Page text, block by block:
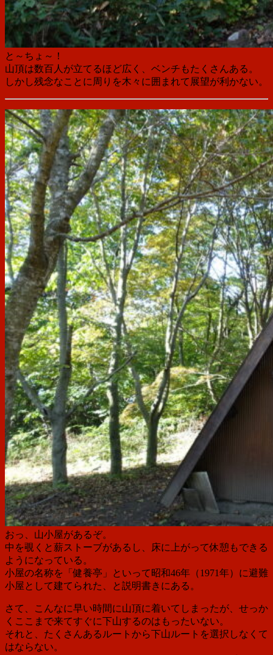
と～ちょ～！
山頂は数百人が立てるほど広く、ベンチもたくさんある。
しかし残念なことに周りを木々に囲まれて展望が利かない。
おっ、山小屋があるぞ。
中を覗くと薪ストーブがあるし、床に上がって休憩もできる
ようになっている。
小屋の名称を「健養亭」といって昭和46年（1971年）に避難
小屋として建てられた、と説明書きにある。
さて、こんなに早い時間に山頂に着いてしまったが、せっか
くここまで来てすぐに下山するのはもったいない。
それと、たくさんあるルートから下山ルートを選択しなくて
はならない。